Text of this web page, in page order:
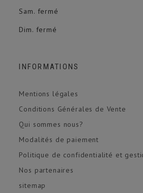
Sam. fermé
Dim. fermé
INFORMATIONS
Mentions légales
Conditions Générales de Vente
Qui sommes nous?
Modalités de paiement
Politique de confidentialité et
Nos partenaires
sitemap